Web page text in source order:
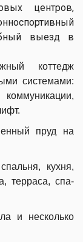
центров,
выезд в
коттедж
системами:
пруд на
кухня,
терраса, спа-
и несколько